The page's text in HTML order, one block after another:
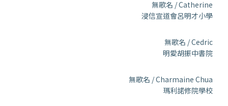
無歌名 / Catherine
浸信宣道會呂明才小學
無歌名 / Cedric
明愛胡振中書院
無歌名 / Charmaine Chua
瑪利諾修院學校